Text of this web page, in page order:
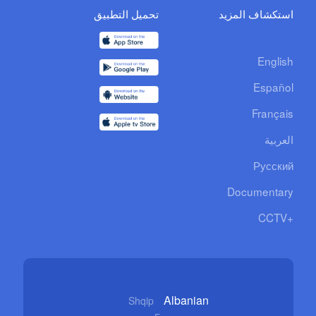
استكشاف المزيد
English
Español
Français
العربية
Русский
Documentary
CCTV+
تحميل التطبيق
Shqip Albanian